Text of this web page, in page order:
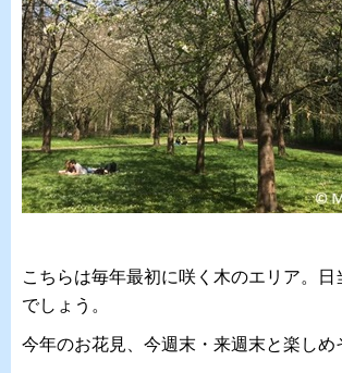
こちらは毎年最初に咲く木のエリア。日
でしょう。
今年のお花見、今週末・来週末と楽しめ